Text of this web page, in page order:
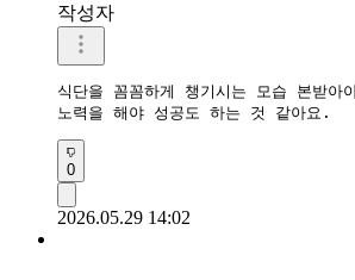
작성자
식단을 꼼꼼하게 챙기시는 모습 본받아
노력을 해야 성공도 하는 것 같아요.
0
2026.05.29 14:02